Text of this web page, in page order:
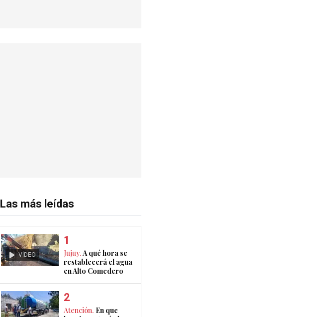
Las más leídas
VIDEO Jujuy.A qué hora se
restablecerá el agua
en Alto Comedero
Atención. En que